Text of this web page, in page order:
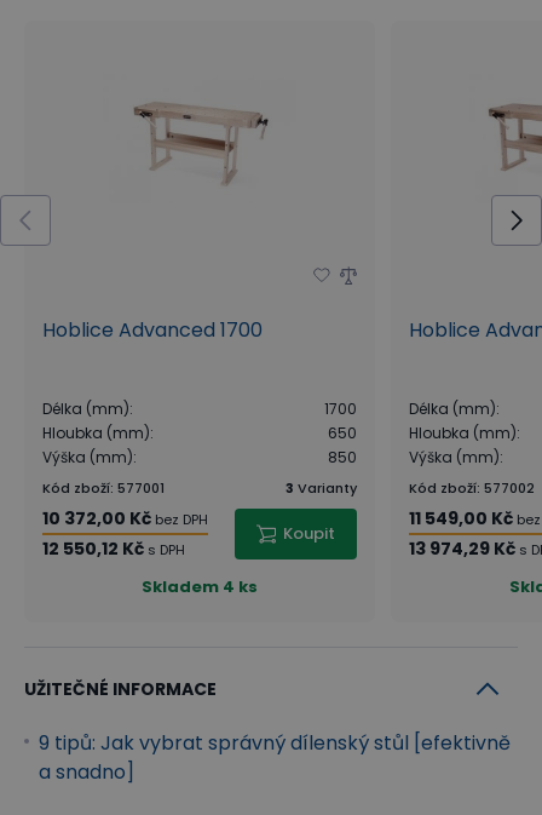
Hoblice Advanced 1700
Délka (mm):
1700
Hloubka (mm):
650
Výška (mm): 850
Kód zboží: 577001 3 Varianty
10 372,00 Kč bez DPH
12 550,12 Kč s DPH
Koupit
Skladem 4 ks
Hoblice
Délka (mm):
Hloubka (mm):
Výška (mm):
Kód zboží: 577002
11 549,00 Kč bez
13 974,29 Kč s
UŽITEČNÉ INFORMACE
9 tipů: Jak vybrat správný dílenský stůl [efektivně
a snadno]